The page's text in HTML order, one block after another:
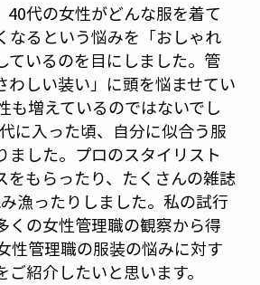
40代の女性がどんな服を着て
なるという悩みを「おしゃれ
ているのを目にしました。管
わしい装い」に頭を悩ませてい
も増えているのではないでし
に入った頃、自分に似合う服
ました。プロのスタイリスト
をもらったり、たくさんの雑誌
漁ったりしました。私の試行
くの女性管理職の観察から得
性管理職の服装の悩みに対す
紹介したいと思います。